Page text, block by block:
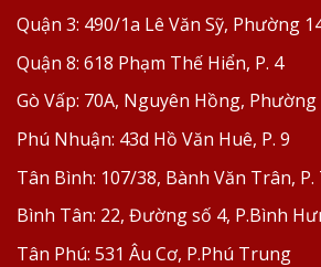
Quận 3: 490/1a Lê Văn Sỹ, Phường
Quận 8: 618 Phạm Thế Hiển, P. 4
Gò Vấp: 70A, Nguyên Hồng, Phường
Phú Nhuận: 43d Hồ Văn Huê, P. 9
Tân Bình: 107/38, Bành Văn Trân, P.
Bình Tân: 22, Đường số 4, P.Bình
Tân Phú: 531 Âu Cơ, P.Phú Trung